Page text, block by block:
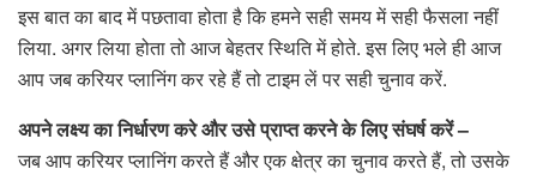
इस बात का बाद में पछतावा होता है कि हमने सही समय में सही फैसला नहीं
लिया. अगर लिया होता तो आज बेहतर स्थिति में होते. इस लिए भले ही आज
आप जब करियर प्लानिंग कर रहे हैं तो टाइम लें पर सही चुनाव करें.
अपने लक्ष्य का निर्धारण करे और उसे प्राप्त करने के लिए संघर्ष करें –
जब आप करियर प्लानिंग करते हैं और एक क्षेत्र का चुनाव करते हैं, तो उसके